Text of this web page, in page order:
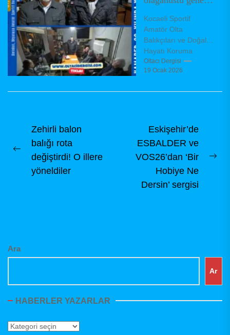
yönetimini
belirledi
Kocaeli Sportif
Amatör Olta
Balıkçıları ve Doğal
Hayatı Koruma
Derneği (KAMADER),
olağanüstü genel
dernek binasında,
Oltacı Dergisi
19 Ocak 2026
Yazı
gezinmesi
Previous
post:
Zehirli balon
balığı rota
değiştirdi! O illere
yöneldiler
Eskişehir’de
ESBALDER ve
VOS26’dan ‘Bir
Hobiye Ne
Dersin’ sergisi
Ara
Ar
HABERLER YAZARLAR
Haberler